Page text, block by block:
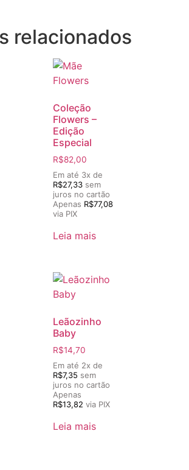
relacionados
Coleção
Flowers –
Edição
Especial
R$82,00
Em até 3x de
R$27,33 sem
juros no cartão
Apenas R$77,08
via PIX
Leia mais
Leãozinho
Baby
R$14,70
Em até 2x de
R$7,35 sem
juros no cartão
Apenas
R$13,82 via PIX
Leia mais